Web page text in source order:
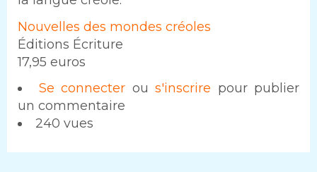
Nouvelles des mondes créoles
Éditions Écriture
17,95 euros
Se connecter ou s'inscrire pour publier
un commentaire
240 vues